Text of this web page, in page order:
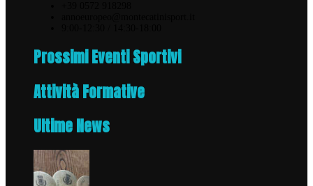
Prossimi Eventi Sportivi
Attività Formative
Ultime News